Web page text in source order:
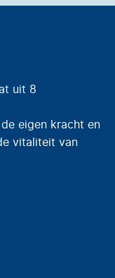
uit 8
eigen kracht en
vitaliteit van